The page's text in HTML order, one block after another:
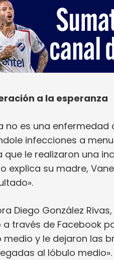
a la esperanza
no es una
infecciones a
que le realizaron una
explica su madre,
Diego González
través de Facebook
y le dejaron las
al lóbulo medio».